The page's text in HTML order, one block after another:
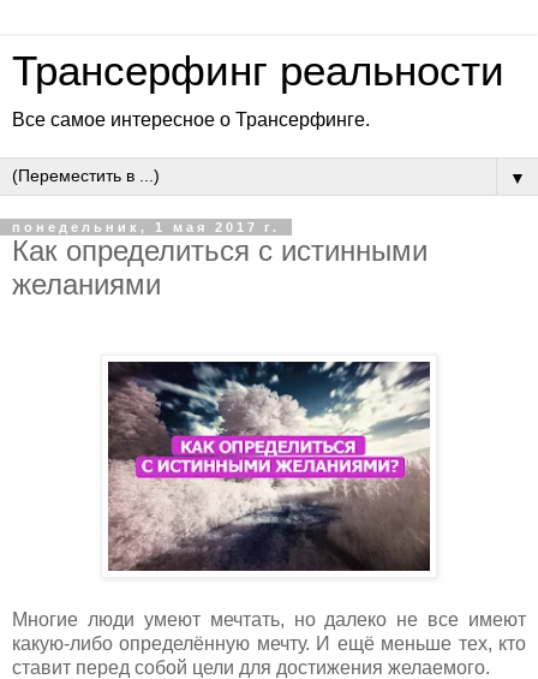
Трансерфинг реальности
Все самое интересное о Трансерфинге.
▼
понедельник, 1 мая 2017 г.
Как определиться с истинными
желаниями
Многие люди умеют мечтать, но далеко не все имеют
какую-либо определённую мечту. И ещё меньше тех, кто
ставит перед собой цели для достижения желаемого.